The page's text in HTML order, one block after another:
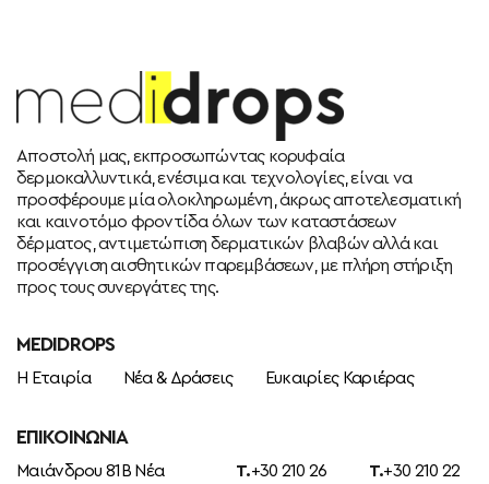
Αποστολή μας, εκπροσωπώντας κορυφαία
δερμοκαλλυντικά, ενέσιμα και τεχνολογίες, είναι να
προσφέρουμε μία ολοκληρωμένη, άκρως αποτελεσματική
και καινοτόμο φροντίδα όλων των καταστάσεων
δέρματος, αντιμετώπιση δερματικών βλαβών αλλά και
προσέγγιση αισθητικών παρεμβάσεων, με πλήρη στήριξη
προς τους συνεργάτες της.
MEDIDROPS
Η Εταιρία Νέα & Δράσεις Ευκαιρίες Καριέρας
ΕΠΙΚΟΙΝΩΝΊΑ
Μαιάνδρου 81Β Νέα T.+30 210 26 T.+30 210 22